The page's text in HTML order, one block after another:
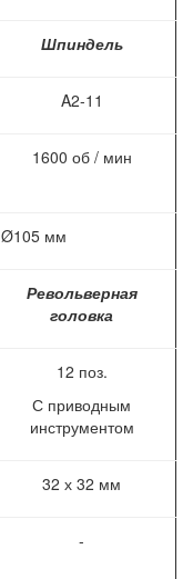
Шпиндель
A2-11
1600 об / мин
Ø105 мм
Револьверная
головка
12 поз.
С приводным
инструментом
32 х 32 мм
-